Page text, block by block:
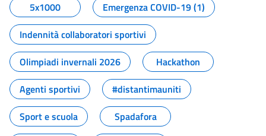
5x1000
Emergenza COVID-19 (1)
Indennità collaboratori sportivi
Olimpiadi invernali 2026
Hackathon
Agenti sportivi
#distantimauniti
Sport e scuola
Spadafora